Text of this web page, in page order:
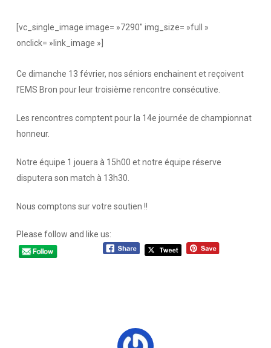
[vc_single_image image= »7290″ img_size= »full »
onclick= »link_image »]
Ce dimanche 13 février, nos séniors enchainent et reçoivent
l’EMS Bron pour leur troisième rencontre consécutive.
Les rencontres comptent pour la 14e journée de championnat
honneur.
Notre équipe 1 jouera à 15h00 et notre équipe réserve
disputera son match à 13h30.
Nous comptons sur votre soutien !!
Please follow and like us: